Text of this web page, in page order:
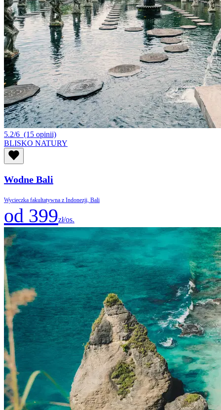
5.2/6 (15 opinii)
BLISKO NATURY
Wodne Bali
Wycieczka fakultatywna z Indonezji, Bali
od 399zł/os.